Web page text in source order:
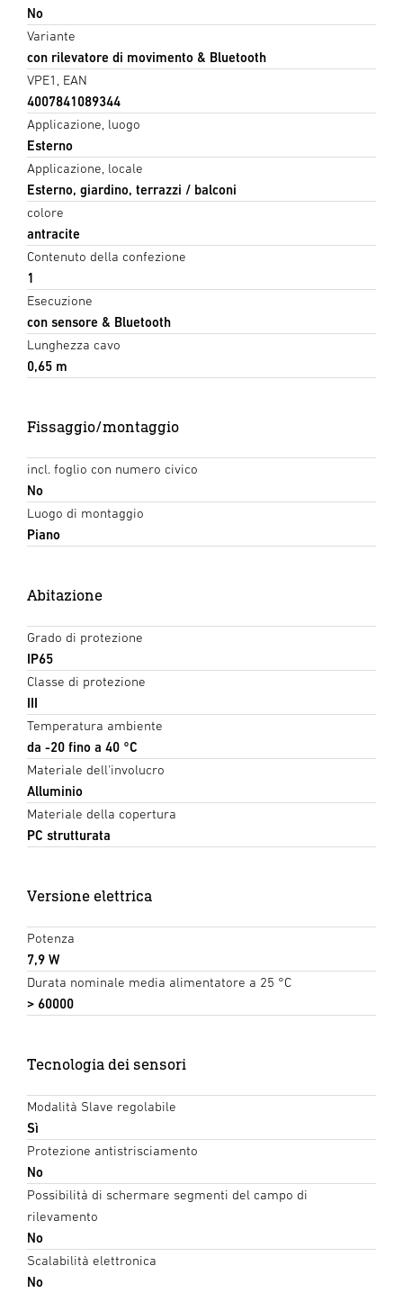
No
Variante
con rilevatore di movimento & Bluetooth
VPE1, EAN
4007841089344
Applicazione, luogo
Esterno
Applicazione, locale
Esterno, giardino, terrazzi / balconi
colore
antracite
Contenuto della confezione
1
Esecuzione
con sensore & Bluetooth
Lunghezza cavo
0,65 m
Fissaggio/montaggio
incl. foglio con numero civico
No
Luogo di montaggio
Piano
Abitazione
Grado di protezione
IP65
Classe di protezione
III
Temperatura ambiente
da -20 fino a 40 °C
Materiale dell'involucro
Alluminio
Materiale della copertura
PC strutturata
Versione elettrica
Potenza
7,9 W
Durata nominale media alimentatore a 25 °C
> 60000
Tecnologia dei sensori
Modalità Slave regolabile
Sì
Protezione antistrisciamento
No
Possibilità di schermare segmenti del campo di
rilevamento
No
Scalabilità elettronica
No